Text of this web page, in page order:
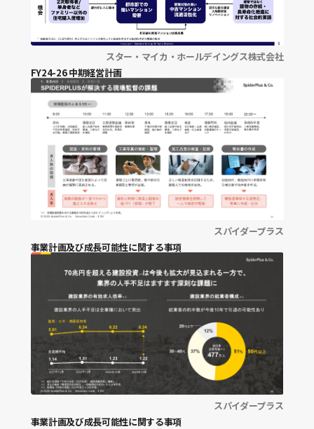
FY24-26 中期経営計画
スター・マイカ・ホールデイングス株式会社
事業計画及び成長可能性に関する事項
スパイダープラス
事業計画及び成長可能性に関する事項
スパイダープラス
業績予想修正
利益変動要因
収益構造
マクロ環境
業界構造
社会課題
市場規模
中期経営計画
中期経営計画振り返り
資本コスト・株価関連
キャッシュアロケーション
BSマネジメント
株主還元